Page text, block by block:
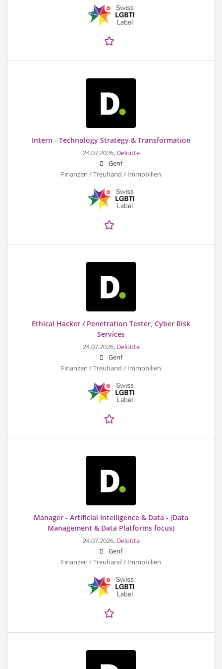
Intern - Technology Strategy & Transformation
24.07.2026, Deloitte
Genf
Finanzen / Treuhand / Immobilien
Ethical Hacker / Penetration Tester, Cyber Risk
Services
24.07.2026, Deloitte
Genf
Finanzen / Treuhand / Immobilien
Manager - Artificial Intelligence & Data - (Data
Management & Data Platforms focus)
24.07.2026, Deloitte
Genf
Finanzen / Treuhand / Immobilien